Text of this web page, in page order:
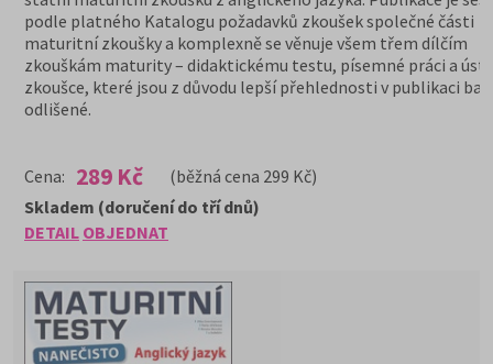
podle platného Katalogu požadavků zkoušek společné části
maturitní zkoušky a komplexně se věnuje všem třem dílčím
zkouškám maturity – didaktickému testu, písemné práci a
zkoušce, které jsou z důvodu lepší přehlednosti v publikaci
odlišené.
Cena: 289 Kč (běžná cena 299 Kč)
DETAIL OBJEDNAT
Skladem (doručení do tří dnů)